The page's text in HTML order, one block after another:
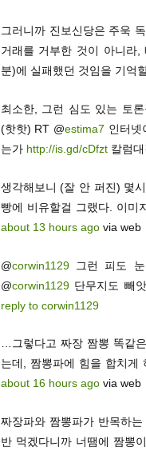
그러니까 진보신당은 주욱
거래를 거부한 것이 아니라,
분)에 실패했던 것임을 기억
최소한, 그런 심도 있는 토
(핫핫) RT @estima7 인터넷
는가 http://is.gd/cDfzt칼럼대
생각해보니 (잘 안 퍼진) 몇
빵에 비유할걸 그랬다. 이미
about 13 hours agovia web
@corwin1129그런 피도 눈
@corwin1129단무지도 빼
reply to corwin1129
…그렇다고 짜장 짬뽕 똑같
는데, 짬뽕파에 힘을 합치게
about 16 hours agovia web
짜장파와 짬뽕파가 반목하
반 먹겠다니까 너땜에 짬뽕